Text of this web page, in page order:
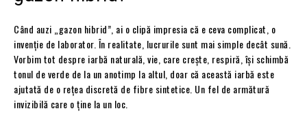
Când auzi „gazon hibrid”, ai o clipă impresia că e ceva complicat, o
invenție de laborator. În realitate, lucrurile sunt mai simple decât sună.
Vorbim tot despre iarbă naturală, vie, care crește, respiră, își schimbă
tonul de verde de la un anotimp la altul, doar că această iarbă este
ajutată de o rețea discretă de fibre sintetice. Un fel de armătură
invizibilă care o ține la un loc.